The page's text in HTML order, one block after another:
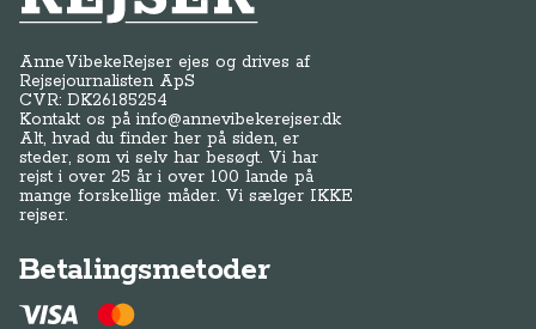
AnneVibekeRejser ejes og drives af
Rejsejournalisten ApS
CVR: DK26185254
Kontakt os påinfo@annevibekerejser.dk
Alt, hvad du finder her på siden, er
steder, som vi selv har besøgt. Vi har
rejst i over 25 år i over 100 lande på
mange forskellige måder. Vi sælger IKKE
rejser.
Betalingsmetoder